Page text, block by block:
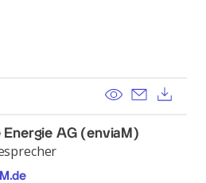
View Send
AG (enviaM)